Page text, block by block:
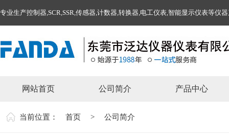
专业生产控制器,SCR,SSR,传感器,计数器,转换器,电工仪表,智能显示仪表等仪
网站首页 公司简介 产品中心
当前位置： 首页 > 公司简介